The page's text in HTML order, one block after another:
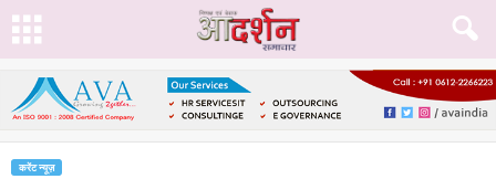
करेंट न्यूज़